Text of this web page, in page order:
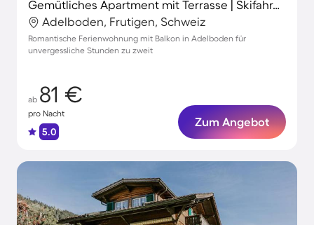
Gemütliches Apartment mit Terrasse | Skifahren in der Nähe
Adelboden, Frutigen, Schweiz
Romantische Ferienwohnung mit Balkon in Adelboden für
unvergessliche Stunden zu zweit
ab 81 €
pro Nacht
5.0
Zum Angebot